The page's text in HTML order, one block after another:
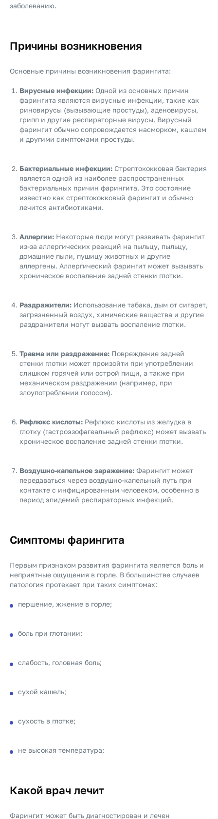
заболеванию.
Причины возникновения
Основные причины возникновения фарингита:
Вирусные инфекции: Одной из основных причин
фарингита являются вирусные инфекции, такие как
риновирусы (вызывающие простуды), аденовирусы,
грипп и другие респираторные вирусы. Вирусный
фарингит обычно сопровождается насморком, кашлем
и другими симптомами простуды.
Бактериальные инфекции: Стрептококковая бактерия
является одной из наиболее распространенных
бактериальных причин фарингита. Это состояние
известно как стрептококковый фарингит и обычно
лечится антибиотиками.
Аллергии: Некоторые люди могут развивать фарингит
из-за аллергических реакций на пыльцу, пыльцу,
домашние пыли, пушицу животных и другие
аллергены. Аллергический фарингит может вызывать
хроническое воспаление задней стенки глотки.
Раздражители: Использование табака, дым от сигарет,
загрязненный воздух, химические вещества и другие
раздражители могут вызвать воспаление глотки.
Травма или раздражение: Повреждение задней
стенки глотки может произойти при употреблении
слишком горячей или острой пищи, а также при
механическом раздражении (например, при
злоупотреблении голосом).
Рефлюкс кислоты: Рефлюкс кислоты из желудка в
глотку (гастроэзофагеальный рефлюкс) может вызвать
хроническое воспаление задней стенки глотки.
Воздушно-капельное заражение: Фарингит может
передаваться через воздушно-капельный путь при
контакте с инфицированным человеком, особенно в
период эпидемий респираторных инфекций.
Симптомы фарингита
Первым признаком развития фарингита является боль и
неприятные ощущения в горле. В большинстве случаев
патология протекает при таких симптомах:
першение, жжение в горле;
боль при глотании;
слабость, головная боль;
сухой кашель;
сухость в глотке;
не высокая температура;
Какой врач лечит
Фарингит может быть диагностирован и лечен